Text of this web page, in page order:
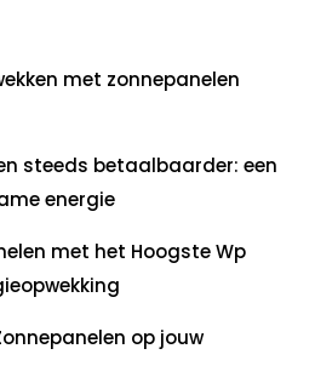
met zonnepanelen
steeds betaalbaarder: een
energie
met het Hoogste Wp
op jouw